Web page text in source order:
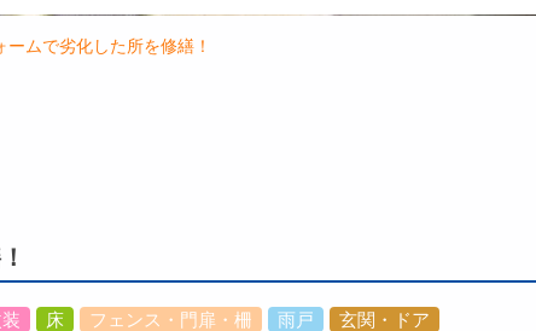
ムで劣化した所を修繕！
床 フェンス・門扉・柵 雨戸 玄関・ドア